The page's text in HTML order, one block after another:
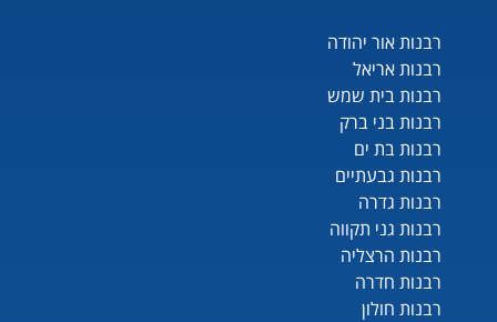
רבנות אור יהודה
רבנות אריאל
רבנות בית שמש
רבנות בני ברק
רבנות בת ים
רבנות גבעתיים
רבנות גדרה
רבנות גני תקווה
רבנות הרצליה
רבנות חדרה
רבנות חולון